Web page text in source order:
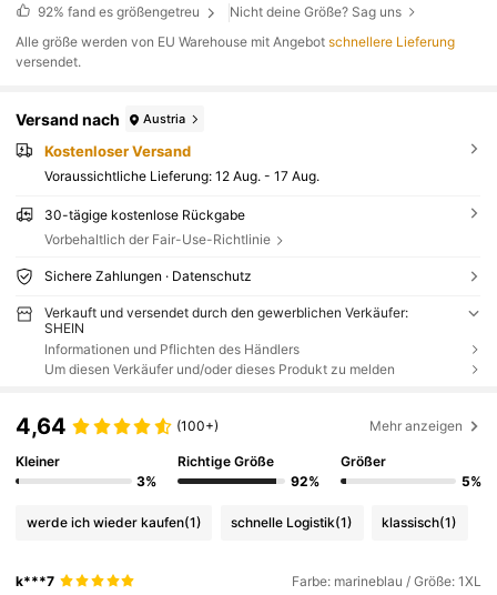
92% fand es größengetreu
Nicht deine Größe? Sag uns
Alle größe werden von EU Warehouse mit Angebotschnellere Lieferung
versendet.
Versand nach Austria
Kostenloser Versand
Voraussichtliche Lieferung: 12 Aug. - 17 Aug.
30-tägige kostenlose Rückgabe
Vorbehaltlich der Fair-Use-Richtlinie
Sichere Zahlungen · Datenschutz
Verkauft und versendet durch den gewerblichen Verkäufer:
SHEIN
Informationen und Pflichten des Händlers
Um diesen Verkäufer und/oder dieses Produkt zu melden
4,64 (100+) Mehr anzeigen
Kleiner
3%
Richtige Größe
92%
Größer
5%
werde ich wieder kaufen(1) schnelle Logistik(1) klassisch(1)
k***7 Farbe: marineblau / Größe: 1XL